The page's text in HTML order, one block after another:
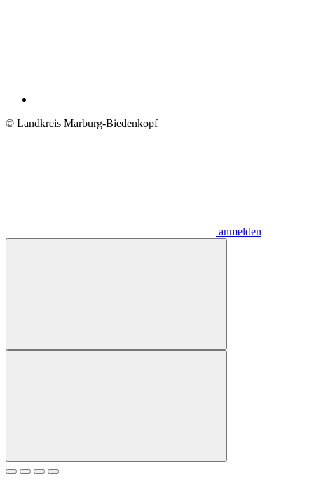
© Landkreis Marburg-Biedenkopf
anmelden